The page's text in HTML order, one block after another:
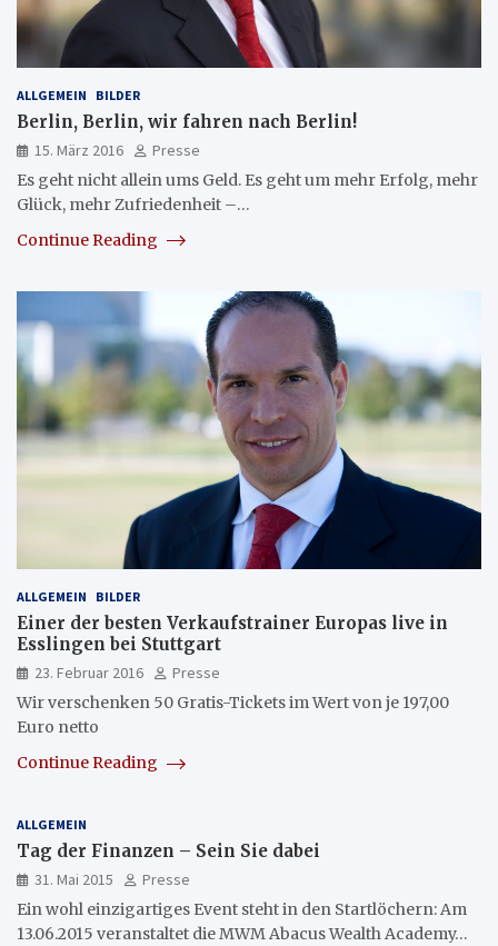
ALLGEMEIN BILDER
Berlin, Berlin, wir fahren nach Berlin!
15. März 2016
Presse
Es geht nicht allein ums Geld. Es geht um mehr Erfolg, mehr
Glück, mehr Zufriedenheit –…
Continue Reading
ALLGEMEIN BILDER
Einer der besten Verkaufstrainer Europas live in
Esslingen bei Stuttgart
23. Februar 2016
Presse
Wir verschenken 50 Gratis-Tickets im Wert von je 197,00
Euro netto
Continue Reading
ALLGEMEIN
Tag der Finanzen – Sein Sie dabei
31. Mai 2015
Presse
Ein wohl einzigartiges Event steht in den Startlöchern: Am
13.06.2015 veranstaltet die MWM Abacus Wealth Academy…